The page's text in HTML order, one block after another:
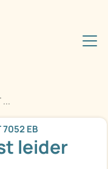
EB
leider